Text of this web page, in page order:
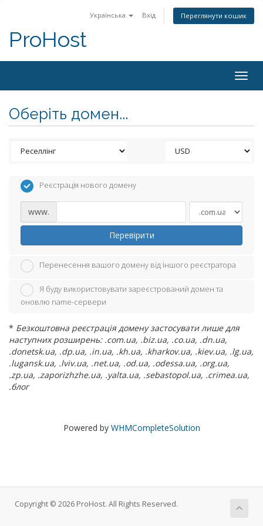
Українська Вхід Переглянути кошик
ProHost
Оберіть домен...
Реєстрація нового домену
www.
Перевірити
Перенесення вашого домену від іншого реєстратора
Я буду використовувати зареєстрований домен та
оновлю name-сервери
* Безкоштовна реєстрація домену застосувати лише для
наступних розширень: .com.ua, .biz.ua, .co.ua, .dn.ua,
.donetsk.ua, .dp.ua, .in.ua, .kh.ua, .kharkov.ua, .kiev.ua, .lg.ua,
.lugansk.ua, .lviv.ua, .net.ua, .od.ua, .odessa.ua, .org.ua,
.zp.ua, .zaporizhzhe.ua, .yalta.ua, .sebastopol.ua, .crimea.ua,
.блог
Powered by WHMCompleteSolution
Copyright © 2026 ProHost. All Rights Reserved.